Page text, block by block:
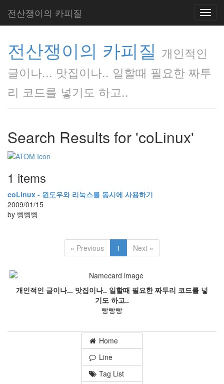
전산쟁이의 카피질
전산쟁이의 카피질 개인적인
글이나... 맛집이나.. 일할때 필요한 짜투
리 코드를 넣기도 하고..
Search Results for 'coLinux'
1 items
coLinux - 윈도우와 리눅스를 동시에 사용하기
2009/01/15
by 빵빵빵
« Previous 1 Next »
개인적인 글이나... 맛집이나.. 일할때 필요한 짜투리 코드를 넣
기도 하고..
빵빵빵
Home
Line
Tag List